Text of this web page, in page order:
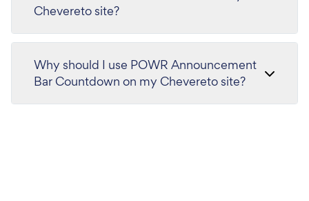
Chevereto site?
Why should I use POWR Announcement
Bar Countdown on my Chevereto site?